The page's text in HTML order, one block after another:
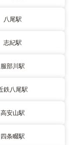
八尾駅
志紀駅
服部川駅
鉄八尾駅
高安山駅
四条畷駅